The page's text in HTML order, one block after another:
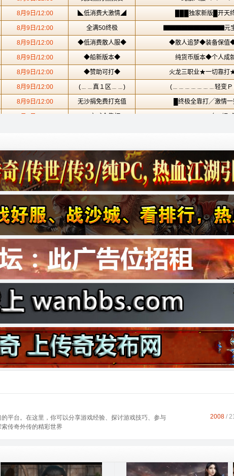
平台。在这里，你可以分享游戏经验、探讨游戏技巧、参与
传奇外传的精彩世界
2008 /